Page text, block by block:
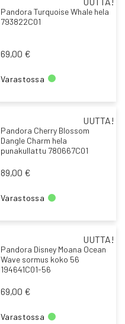
Pandora Turquoise Whale hela
793822C01
69,00 €
Varastossa
UUTTA!
Pandora Cherry Blossom
Dangle Charm hela
punakullattu 780667C01
89,00 €
Varastossa
UUTTA!
Pandora Disney Moana Ocean
Wave sormus koko 56
194641C01-56
69,00 €
Varastossa